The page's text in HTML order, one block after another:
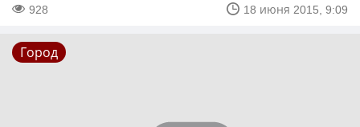
928 18 июня 2015, 9:09
Город